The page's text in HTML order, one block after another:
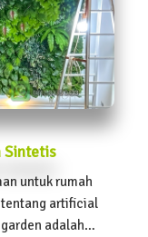
Sintetis
untuk rumah
tentang artificial
adalah